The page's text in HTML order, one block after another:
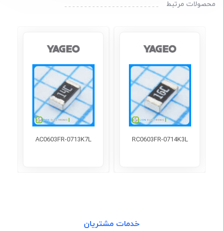
محصولات مرتبط
RC0603FR-0714K3L
AC0603FR-0713K7L
خدمات مشتریان